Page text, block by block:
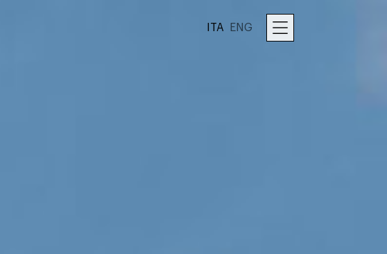
ITA ENG